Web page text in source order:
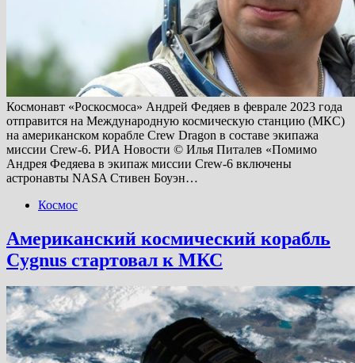
Космонавт «Роскосмоса» Андрей Федяев в феврале 2023 года
отправится на Международную космическую станцию (МКС)
на американском корабле Crew Dragon в составе экипажа
миссии Crew-6. РИА Новости © Илья Питалев «Помимо
Андрея Федяева в экипаж миссии Crew-6 включены
астронавты NASA Стивен Боуэн…
Космос
Американский космический корабль
Cygnus стартовал к МКС